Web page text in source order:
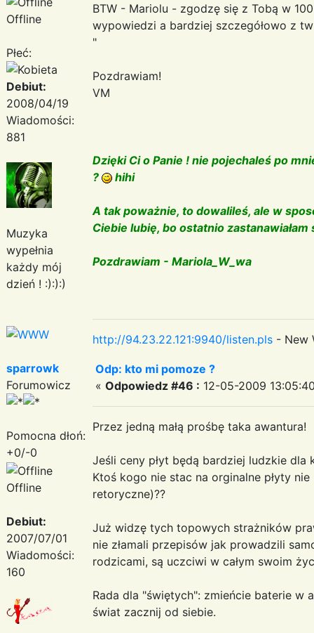
Offline
Płeć:
Debiut:
2008/04/19
Wiadomości:
881
Muzyka
wypełnia
każdy mój
dzień ! :):):)
BTW - Mariolu - zgodzę się z Tobą w
wypowiedzi a bardziej szczegółowo z
"
Pozdrawiam!
VM
Dzięki Ci o Panie ! nie pojechaleś po
?
hihi
A tak poważnie, to dowalileś, ale w
Ciebie lubię, bo ostatnio
Pozdrawiam - Mariola_W_wa
http://94.23.22.121:9940/listen.pls - New
sparrowk
Forumowicz
Pomocna dłoń:
+0/-0
Offline
Debiut:
2007/07/01
Wiadomości:
160
Odp: kto mi pomoze ?
« Odpowiedz #46 : 12-05-2009
Przez jedną małą prośbę taka awantura!
Jeśli ceny płyt będą bardziej ludzkie
Ktoś kogo nie stac na orginalne płyty
retoryczne)??
Już widzę tych topowych strażników
nie złamali przepisów jak prowadzili
rodzicami, są uczciwi w całym swoim
Rada dla "świętych": zmieńcie baterie w
świat zacznij od siebie.